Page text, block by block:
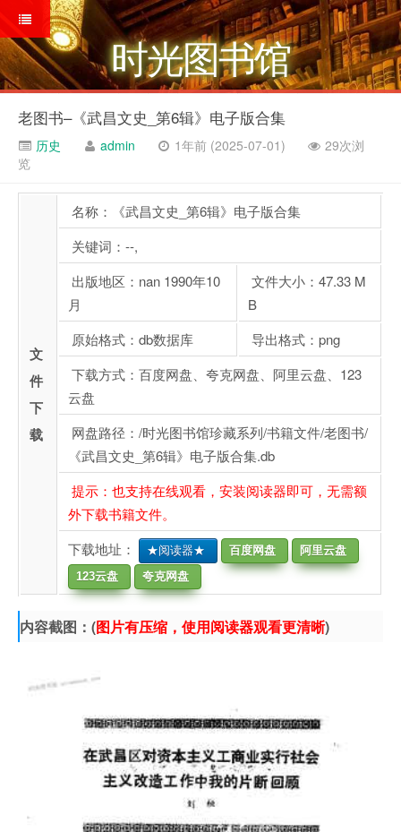
时光图书馆
老图书–《武昌文史_第6辑》电子版合集
历史 admin 1年前 (2025-07-01)
29次浏
览
文
件
下
载
名称：《武昌文史_第6辑》电子版合集
关键词：--,
出版地区：nan 1990年10
月
文件大小：47.33 M
B
原始格式：db数据库
导出格式：png
下载方式：百度网盘、夸克网盘、阿里云盘、123
云盘
网盘路径：/时光图书馆珍藏系列/书籍文件/老图书/
《武昌文史_第6辑》电子版合集.db
提示：也支持在线观看，安装阅读器即可，无需额
外下载书籍文件。
下载地址：
★阅读器★ 百度网盘
阿里云盘
123云盘
夸克网盘
内容截图：(图片有压缩，使用阅读器观看更清晰)